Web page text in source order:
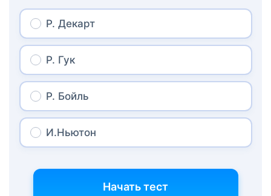
Р. Декарт
Р. Гук
Р. Бойль
И.Ньютон
Начать тест